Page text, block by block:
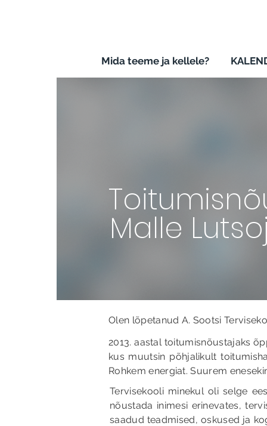
Mida teeme ja kellele?
Malle
Olen lõpetanud A. Sootsi
2013. aastal toitumisnõustajaks
kus muutsin põhjalikult
Rohkem energiat. Suurem
Tervisekooli minekul oli selge
nõustada inimesi erinevates,
saadud teadmised, oskused ja